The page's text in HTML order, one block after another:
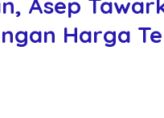
Harga